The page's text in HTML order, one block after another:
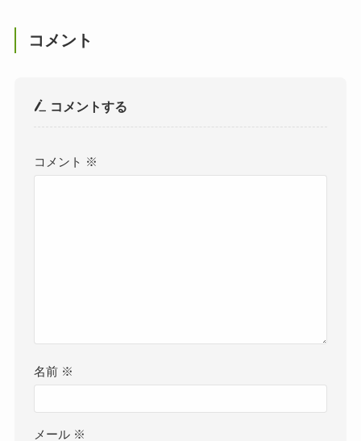
コメント
コメントする
コメント ※
名前 ※
メール ※